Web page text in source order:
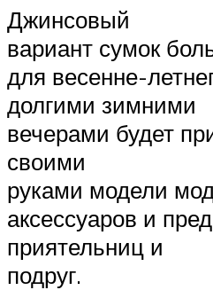
Джинсовый
вариант сумок
для весенне-
долгими зимними
вечерами будет
своими
руками модели
аксессуаров и
приятельниц и
подруг.